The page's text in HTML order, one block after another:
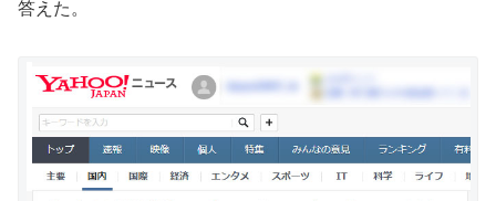
答えた。